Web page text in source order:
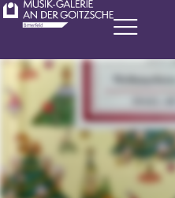
Zum
Inhalt